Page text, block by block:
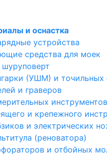
и оснастка
устройства
средства для моек
(УШМ) и точильных
и граверов
инструментов
и крепежного
и электрических
(реноватора)
и отбойных